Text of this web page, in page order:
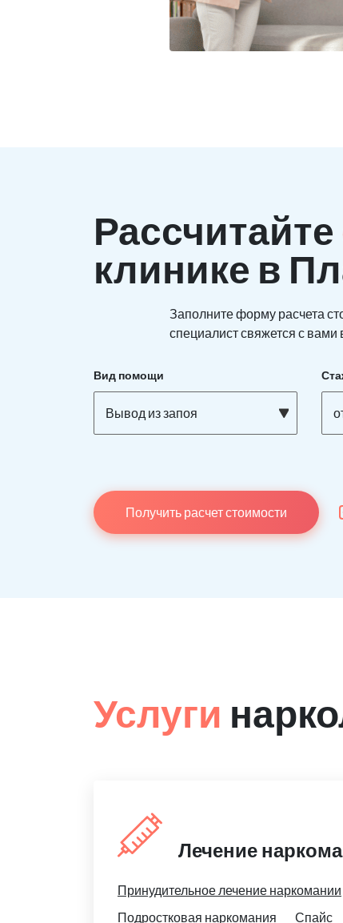
Рассчитайте
клинике в
Заполните форму расчета
специалист свяжется с вами
Вид помощи
Вывод из запоя
Получить расчет стоимости
Услуги
Лечение
Принудительное лечение наркомании
Подростковая наркомания
Спайс